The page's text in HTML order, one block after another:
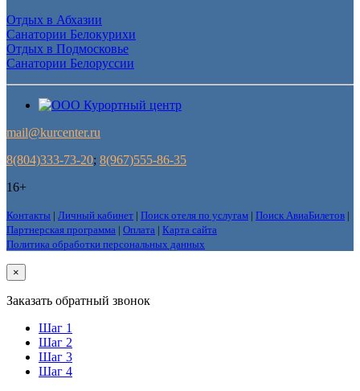
Отдых в Абхазии
Санатории Белокурихи
Отдых в Подмосковье
Санатории Белоруссии
mail@kurcenter.ru
8(804)333-73-20; 8(967)555-86-35
16+
Контакты | Личный кабинет | Поиск отеля по услугам | Поиск АвиаБилетов |
Партнерская программа | Оплата | Карта сайта
Политика обработки персональных данных
×
Заказать обратный звонок
Шаг 1
Шаг 2
Шаг 3
Шаг 4